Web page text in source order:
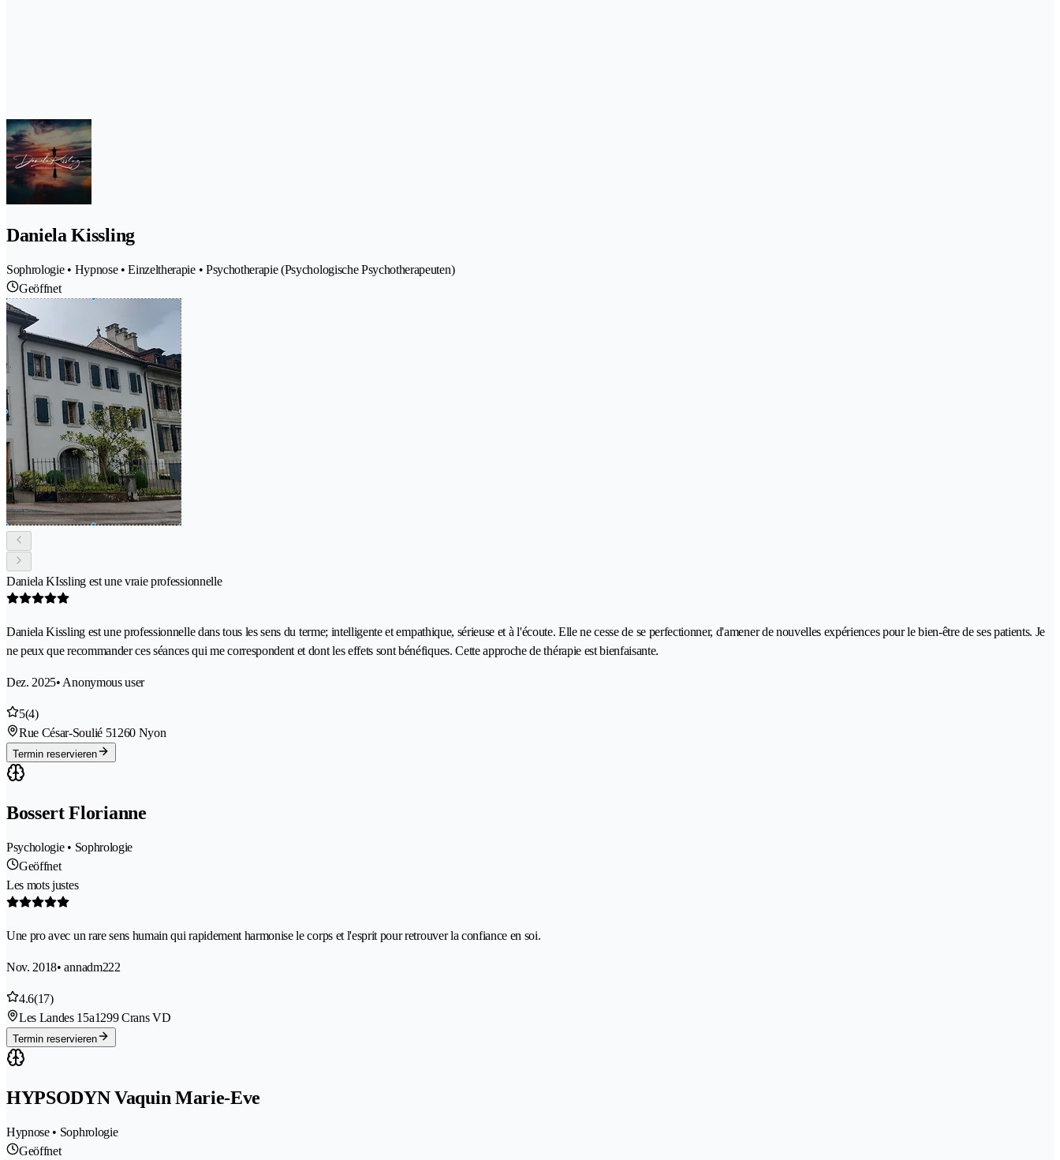
Daniela Kissling
Sophrologie • Hypnose • Einzeltherapie • Psychotherapie (Psychologische Psychotherapeuten)
Geöffnet
Daniela KIssling est une vraie professionnelle
Daniela Kissling est une professionnelle dans tous les sens du terme; intelligente et empathique, sérieuse et à l'écoute. Elle ne cesse de se perfectionner, d'amener de nouvelles expériences pour le bien-être de ses patients. Je
ne peux que recommander ces séances qui me correspondent et dont les effets sont bénéfiques. Cette approche de thérapie est bienfaisante.
Dez. 2025• Anonymous user
5(4)
Rue César-Soulié 51260 Nyon
Termin reservieren
Bossert Florianne
Psychologie • Sophrologie
Geöffnet
Les mots justes
Une pro avec un rare sens humain qui rapidement harmonise le corps et l'esprit pour retrouver la confiance en soi.
Nov. 2018• annadm222
4.6(17)
Les Landes 15a1299 Crans VD
Termin reservieren
HYPSODYN Vaquin Marie-Eve
Hypnose • Sophrologie
Geöffnet